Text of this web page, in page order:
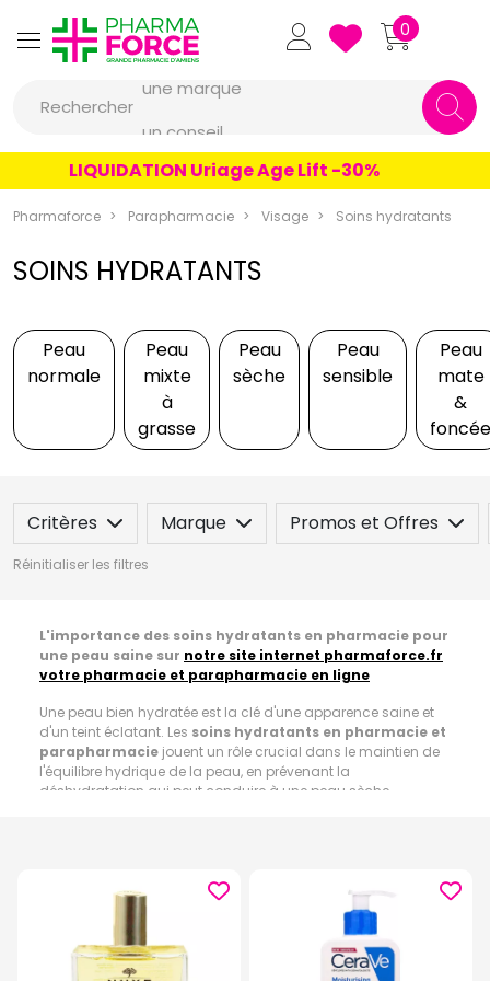
Pharmaforce Grande Pharmacie
0
Rechercher
une marque
un produit
une marque
LIQUIDATION Uriage Age Lift -30%
Pharmaforce Parapharmacie Visage Soins hydratants
SOINS HYDRATANTS
Peau
normale
Peau
mixte
à
grasse
Peau
sèche
Peau
sensible
Peau
mate
&
foncée
Critères Marque Promos et Offres
Réinitialiser les filtres
L'importance des soins hydratants en pharmacie pour
une peau saine sur notre site internet pharmaforce.fr
votre pharmacie et parapharmacie en ligne
Une peau bien hydratée est la clé d'une apparence saine et
d'un teint éclatant. Les soins hydratants en pharmacie et
parapharmacie jouent un rôle crucial dans le maintien de
l'équilibre hydrique de la peau, en prévenant la
déshydratation qui peut conduire à une peau sèche,
couches de la peau pour maintenir un niveau optimal d'eau.
L'hydratation régulière contribue à préserver l'élasticité de la
peau, réduisant ainsi l'apparence des rides et ridules. Une
barrière cutanée bien hydratée protège la peau contre les
agressions extérieures telles que la pollution et les rayons UV,